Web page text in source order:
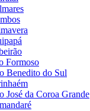
Formoso
Benedito do Sul
José da Coroa Grande